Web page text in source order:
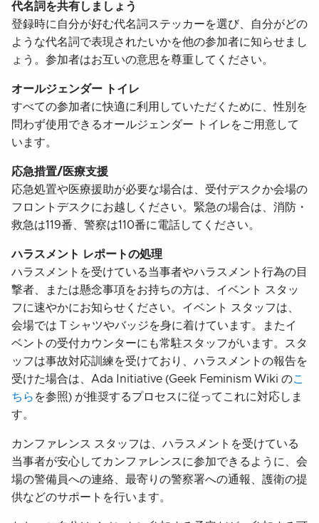
代名詞を共有しましょう
登録時に自分が好む代名詞ステッカーを選び、自分がどの
ような代名詞で表現されたいかを他の参加者に知らせまし
ょう。参加者はお互いの意思を尊重してください。
オールジェンダー トイレ
すべての参加者に快適に利用していただくために、性別を
問わず使用できるオールジェンダー トイレをご用意して
います。
応急措置/医療支援
応急処置や医療援助が必要な場合は、受付デスクか会場の
フロントデスクにお越しください。緊急の場合は、消防・
救急は119番、警察は110番に電話してください。
ハラスメント レポートの処理
ハラスメントを受けている当事者やハラスメント行為の目
撃者、または懸念事項をお持ちの方は、イベント スタッ
フに速やかにお知らせください。イベント スタッフは、
会場では T シャツやバッジを身に着けています。またイ
ベントの受付カウンターにも常駐スタッフがいます。スタ
ッフは事故対応訓練を受けており、ハラスメントの報告を
受けた場合は、Ada Initiative (Geek Feminism Wiki のこ
ちら を参照) が推奨するプロセスに従ってこれに対応しま
す。
カンファレンス スタッフは、ハラスメントを受けている
当事者が安心してカンファレンスに参加できるように、会
場の警備員への連絡、最寄りの警察署への通報、護衛の提
供などのサポートを行います。